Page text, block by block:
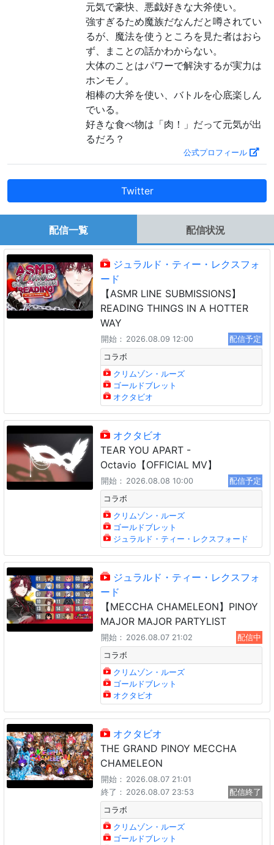
元気で豪快、悪戯好きな大斧使い。
強すぎるため魔族だなんだと噂されてい
るが、魔法を使うところを見た者はおら
ず、まことの話かわからない。
大体のことはパワーで解決するが実力は
ホンモノ。
相棒の大斧を使い、バトルを心底楽しん
でいる。
好きな食べ物は「肉！」だって元気が出
るだろ？
公式プロフィール
Twitter
配信一覧 配信状況
ジュラルド・ティー・レクスフォ
ード
【ASMR LINE SUBMISSIONS】
READING THINGS IN A HOTTER
WAY
開始： 2026.08.09 12:00
配信予定
コラボ
クリムゾン・ルーズ
ゴールドブレット
オクタビオ
オクタビオ
TEAR YOU APART -
Octavio【OFFICIAL MV】
開始： 2026.08.08 10:00
配信予定
コラボ
クリムゾン・ルーズ
ゴールドブレット
ジュラルド・ティー・レクスフォード
ジュラルド・ティー・レクスフォ
ード
【MECCHA CHAMELEON】PINOY
MAJOR MAJOR PARTYLIST
開始： 2026.08.07 21:02
配信中
コラボ
クリムゾン・ルーズ
ゴールドブレット
オクタビオ
オクタビオ
THE GRAND PINOY MECCHA
CHAMELEON
開始： 2026.08.07 21:01
終了： 2026.08.07 23:53
配信終了
コラボ
クリムゾン・ルーズ
ゴールドブレット